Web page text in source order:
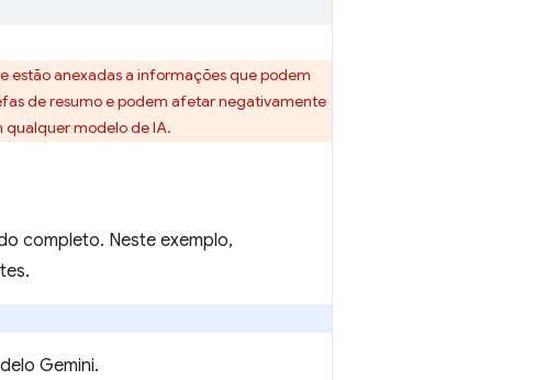
estão anexadas a informações que podem
de resumo e podem afetar negativamente
qualquer modelo de IA.
completo. Neste exemplo,
Gemini.